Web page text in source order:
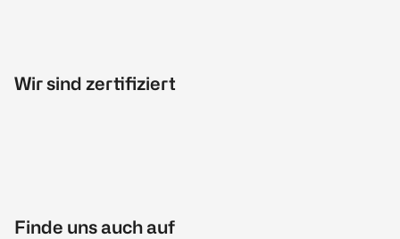
Wir sind zertifiziert
Finde uns auch auf